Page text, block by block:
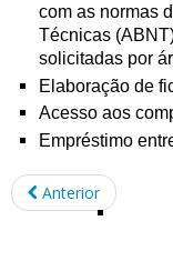
com as normas
Técnicas
solicitadas por
Elaboração de
Acesso aos
Empréstimo
Anterior